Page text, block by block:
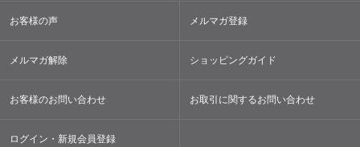
お客様の声 メルマガ登録
メルマガ解除 ショッピングガイド
お客様のお問い合わせ お取引に関するお問い合わせ
ログイン・新規会員登録